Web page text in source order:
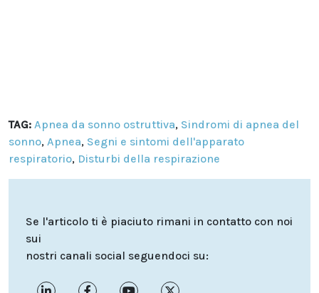
TAG: Apnea da sonno ostruttiva, Sindromi di apnea del
sonno, Apnea, Segni e sintomi dell'apparato
respiratorio, Disturbi della respirazione
Se l'articolo ti è piaciuto rimani in contatto con noi
sui
nostri canali social seguendoci su: